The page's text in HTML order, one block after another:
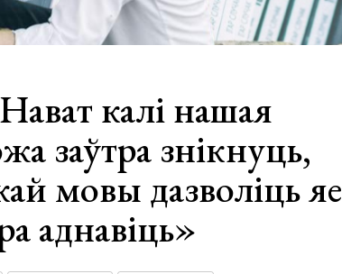
калі нашая
заўтра знікнуць,
мовы дазволіць яе
аднавіць»